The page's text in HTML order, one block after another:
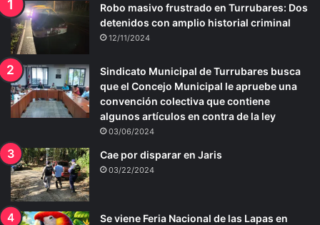
Robo masivo frustrado en Turrubares: Dos
detenidos con amplio historial criminal
12/11/2024
Sindicato Municipal de Turrubares busca
que el Concejo Municipal le apruebe una
convención colectiva que contiene
algunos artículos en contra de la ley
03/06/2024
Cae por disparar en Jaris
03/22/2024
Se viene Feria Nacional de las Lapas en